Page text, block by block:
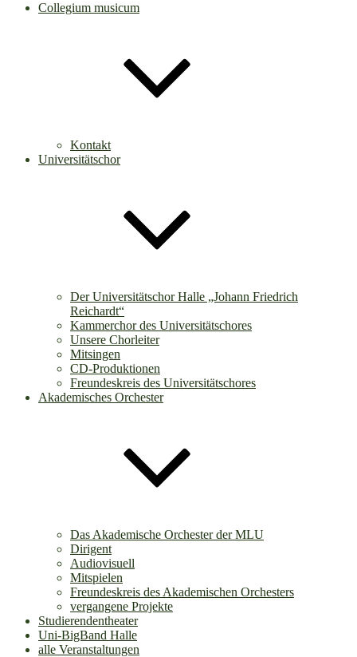
Collegium musicum
Kontakt
Universitätschor
Der Universitätschor Halle „Johann Friedrich
Reichardt“
Kammerchor des Universitätschores
Unsere Chorleiter
Mitsingen
CD-Produktionen
Freundeskreis des Universitätschores
Akademisches Orchester
Das Akademische Orchester der MLU
Dirigent
Audiovisuell
Mitspielen
Freundeskreis des Akademischen Orchesters
vergangene Projekte
Studierendentheater
Uni-BigBand Halle
alle Veranstaltungen